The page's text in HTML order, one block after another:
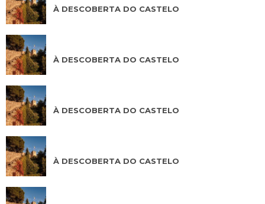
À DESCOBERTA DO CASTELO
À DESCOBERTA DO CASTELO
À DESCOBERTA DO CASTELO
À DESCOBERTA DO CASTELO